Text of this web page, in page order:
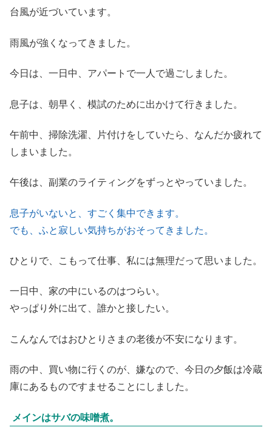
台風が近づいています。
雨風が強くなってきました。
今日は、一日中、アパートで一人で過ごしました。
息子は、朝早く、模試のために出かけて行きました。
午前中、掃除洗濯、片付けをしていたら、なんだか疲れて
しまいました。
午後は、副業のライティングをずっとやっていました。
息子がいないと、すごく集中できます。
でも、ふと寂しい気持ちがおそってきました。
ひとりで、こもって仕事、私には無理だって思いました。
一日中、家の中にいるのはつらい。
やっぱり外に出て、誰かと接したい。
こんなんではおひとりさまの老後が不安になります。
雨の中、買い物に行くのが、嫌なので、今日の夕飯は冷蔵
庫にあるものですませることにしました。
メインはサバの味噌煮。